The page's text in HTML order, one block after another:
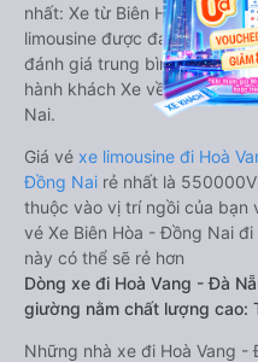
nhất: Xe từ Biên Hòa - Đồng
limousine được đánh giá
đánh giá trung bình từ 4.0/5
hành khách Xe về Hoà
Nai.
Giá vé xe limousine đi Hoà
Đồng Nai rẻ nhất là
thuộc vào vị trí ngồi của bạn
vé Xe Biên Hòa - Đồng Nai
này có thể sẽ rẻ hơn
Dòng xe đi Hoà Vang - Đà
giường nằm chất lượng cao:
Những nhà xe đi Hoà Vang